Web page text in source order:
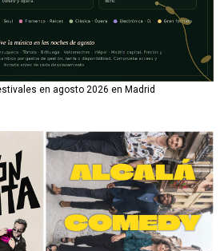
en agosto 2026 en Madrid